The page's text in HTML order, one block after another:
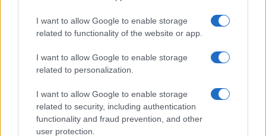
I want to allow Google to enable storage
related to functionality of the website or app.
I want to allow Google to enable storage
related to personalization.
I want to allow Google to enable storage
related to security, including authentication
functionality and fraud prevention, and other
user protection.